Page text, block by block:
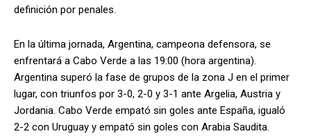
definición por penales.
En la última jornada, Argentina, campeona defensora, se
enfrentará a Cabo Verde a las 19:00 (hora argentina).
Argentina superó la fase de grupos de la zona J en el primer
lugar, con triunfos por 3-0, 2-0 y 3-1 ante Argelia, Austria y
Jordania. Cabo Verde empató sin goles ante España, igualó
2-2 con Uruguay y empató sin goles con Arabia Saudita.